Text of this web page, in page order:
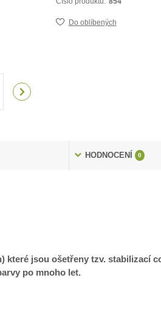
Do oblíbených
HODNOCENÍ 0
jsou ošetřeny tzv. stabilizací
po mnoho let.